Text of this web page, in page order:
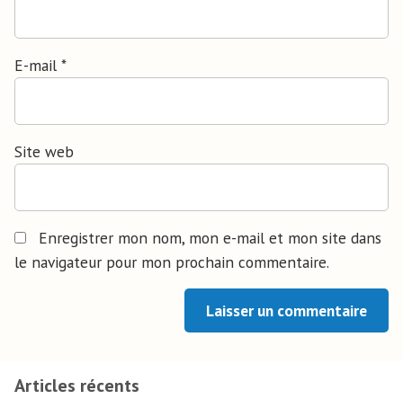
E-mail *
Site web
Enregistrer mon nom, mon e-mail et mon site dans
le navigateur pour mon prochain commentaire.
Articles récents